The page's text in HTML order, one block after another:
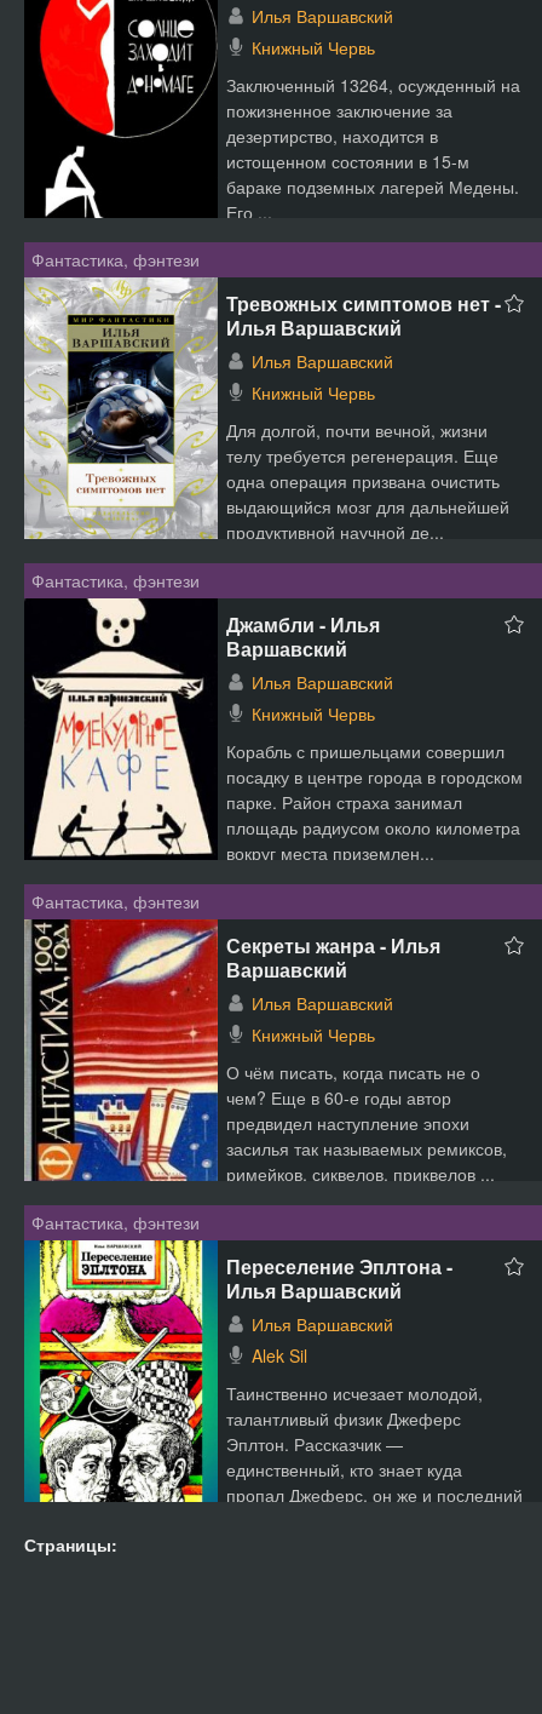
Илья Варшавский
Книжный Червь
Заключенный 13264, осужденный на
пожизненное заключение за
дезертирство, находится в
истощенном состоянии в 15-м
бараке подземных лагерей Медены.
Его ...
Фантастика, фэнтези
Тревожных симптомов нет -
Илья Варшавский
Илья Варшавский
Книжный Червь
Для долгой, почти вечной, жизни
телу требуется регенерация. Еще
одна операция призвана очистить
выдающийся мозг для дальнейшей
продуктивной научной де...
Фантастика, фэнтези
Джамбли - Илья
Варшавский
Илья Варшавский
Книжный Червь
Корабль с пришельцами совершил
посадку в центре города в городском
парке. Район страха занимал
площадь радиусом около километра
вокруг места приземлен...
Фантастика, фэнтези
Секреты жанра - Илья
Варшавский
Илья Варшавский
Книжный Червь
О чём писать, когда писать не о
чем? Еще в 60-е годы автор
предвидел наступление эпохи
засилья так называемых ремиксов,
римейков, сиквелов, приквелов ...
Фантастика, фэнтези
Переселение Эплтона -
Илья Варшавский
Илья Варшавский
Alek Sil
Таинственно исчезает молодой,
талантливый физик Джеферс
Эплтон. Рассказчик —
единственный, кто знает куда
пропал Джеферс, он же и последний
Страницы: